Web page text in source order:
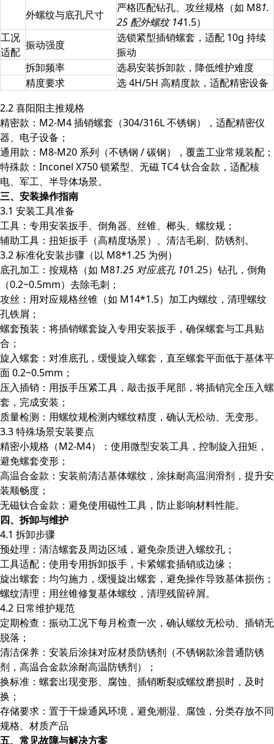
外螺纹与底孔尺寸
严格匹配钻孔、攻丝规格（如 M81.
25 配外螺纹 141.5）
工况
适配
振动强度
选锁紧型插销螺套，适配 10g 持续
振动
拆卸频率
选易安装拆卸款，降低维护难度
精度要求
选 4H/5H 高精度款，适配精密设备
2.2 喜阳阳主推规格
精密款：M2-M4 插销螺套（304/316L 不锈钢），适配精密仪
器、电子设备；
通用款：M8-M20 系列（不锈钢 / 碳钢），覆盖工业常规装配；
特殊款：Inconel X750 锁紧型、无磁 TC4 钛合金款，适配核
电、军工、半导体场景。
三、安装操作指南
3.1 安装工具准备
工具：专用安装扳手、倒角器、丝锥、榔头、螺纹规；
辅助工具：扭矩扳手（高精度场景）、清洁毛刷、防锈剂。
3.2 标准化安装步骤（以 M8*1.25 为例）
底孔加工：按规格（如 M81.25 对应底孔 101.25）钻孔，倒角
（0.2~0.5mm）去除毛刺；
攻丝：用对应规格丝锥（如 M14*1.5）加工内螺纹，清理螺纹
孔铁屑；
螺套预装：将插销螺套旋入专用安装扳手，确保螺套与工具贴
合；
旋入螺套：对准底孔，缓慢旋入螺套，直至螺套平面低于基体平
面 0.2~0.5mm；
压入插销：用扳手压紧工具，敲击扳手尾部，将插销完全压入螺
套，完成安装；
质量检测：用螺纹规检测内螺纹精度，确认无松动、无变形。
3.3 特殊场景安装要点
精密小规格（M2-M4）：使用微型安装工具，控制旋入扭矩，
避免螺套变形；
高温合金款：安装前清洁基体螺纹，涂抹耐高温润滑剂，提升安
装顺畅度；
无磁钛合金款：避免使用磁性工具，防止影响材料性能。
四、拆卸与维护
4.1 拆卸步骤
预处理：清洁螺套及周边区域，避免杂质进入螺纹孔；
工具适配：使用专用拆卸扳手，卡紧螺套插销或边缘；
旋出螺套：均匀施力，缓慢旋出螺套，避免操作导致基体损伤；
螺纹清理：用丝锥修复基体螺纹，清理残留碎屑。
4.2 日常维护规范
定期检查：振动工况下每月检查一次，确认螺纹无松动、插销无
脱落；
清洁保养：安装后涂抹对应材质防锈剂（不锈钢款涂普通防锈
剂，高温合金款涂耐高温防锈剂）；
换标准：螺套出现变形、腐蚀、插销断裂或螺纹磨损时，及时
换；
存储要求：置于干燥通风环境，避免潮湿、腐蚀，分类存放不同
规格、材质产品
五、常见故障与解决方案